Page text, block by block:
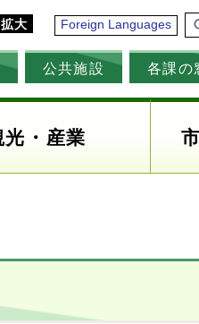
拡大 Foreign Languages
公共施設 各課の
光・産業